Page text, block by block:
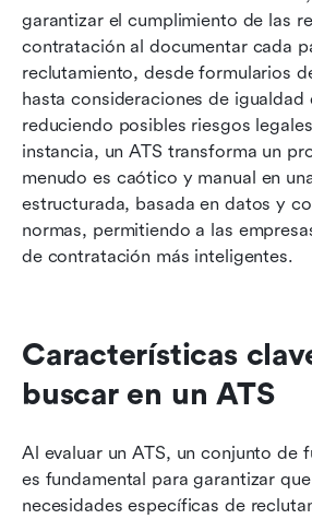
garantizar el cumplimiento de las
contratación al documentar cada
reclutamiento, desde formularios
hasta consideraciones de
reduciendo posibles riesgos
instancia, un ATS transforma un
menudo es caótico y manual en
estructurada, basada en datos y
normas, permitiendo a las
de contratación más inteligentes.
Características
buscar en un ATS
Al evaluar un ATS, un conjunto de
es fundamental para garantizar
necesidades específicas de